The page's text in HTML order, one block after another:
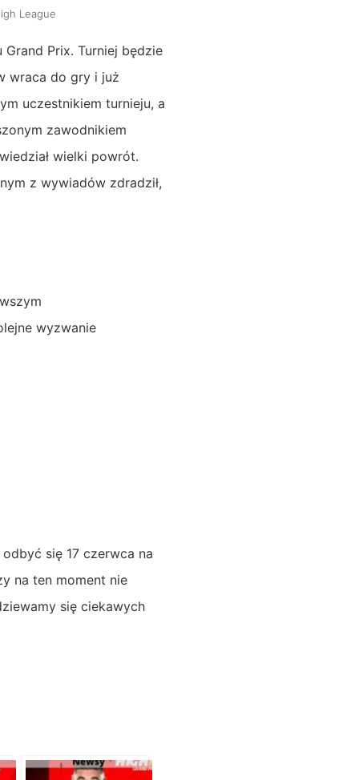
League
Grand Prix. Turniej będzie
wraca do gry i już
uczestnikiem turnieju, a
zawodnikiem
wielki powrót.
z wywiadów zdradził,
wyzwanie
się 17 czerwca na
na ten moment nie
się ciekawych